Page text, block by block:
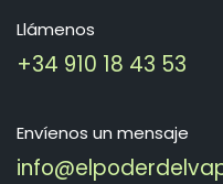
Llámenos
+34 910 18 43 53
Envíenos un mensaje